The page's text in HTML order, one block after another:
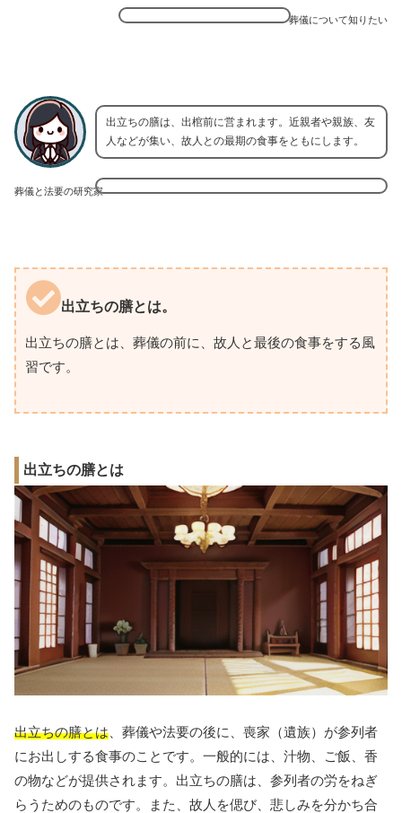
葬儀について知りたい
葬儀と法要の研究家
出立ちの膳は、出棺前に営まれます。近親者や親族、友
人などが集い、故人との最期の食事をともにします。
出立ちの膳とは。
出立ちの膳とは、葬儀の前に、故人と最後の食事をする風
習です。
出立ちの膳とは
出立ちの膳とは 、葬儀や法要の後に、喪家（遺族）が参列者
にお出しする食事のことです。一般的には、汁物、ご飯、香
の物などが提供されます。出立ちの膳は、参列者の労をねぎ
らうためのものです。また、故人を偲び、悲しみを分かち合